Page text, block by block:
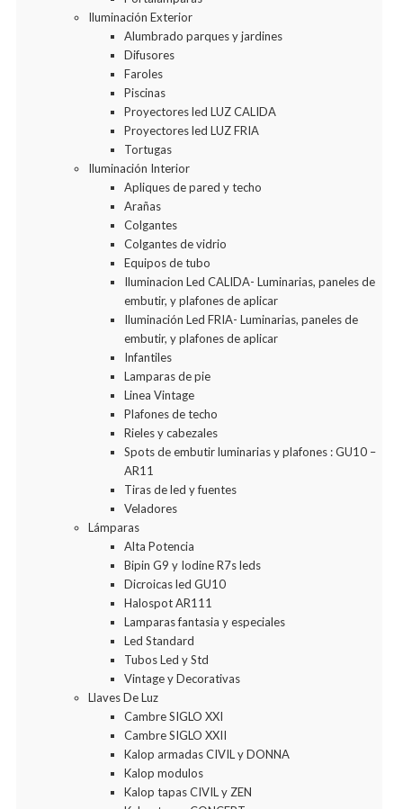
Iluminación Exterior
Alumbrado parques y jardines
Difusores
Faroles
Piscinas
Proyectores led LUZ CALIDA
Proyectores led LUZ FRIA
Tortugas
Iluminación Interior
Apliques de pared y techo
Arañas
Colgantes
Colgantes de vidrio
Equipos de tubo
Iluminacion Led CALIDA- Luminarias, paneles de
embutir, y plafones de aplicar
Iluminación Led FRIA- Luminarias, paneles de
embutir, y plafones de aplicar
Infantiles
Lamparas de pie
Linea Vintage
Plafones de techo
Rieles y cabezales
Spots de embutir luminarias y plafones : GU10 –
AR11
Tiras de led y fuentes
Veladores
Lámparas
Alta Potencia
Bipin G9 y Iodine R7s leds
Dicroicas led GU10
Halospot AR111
Lamparas fantasia y especiales
Led Standard
Tubos Led y Std
Vintage y Decorativas
Llaves De Luz
Cambre SIGLO XXI
Cambre SIGLO XXII
Kalop armadas CIVIL y DONNA
Kalop modulos
Kalop tapas CIVIL y ZEN